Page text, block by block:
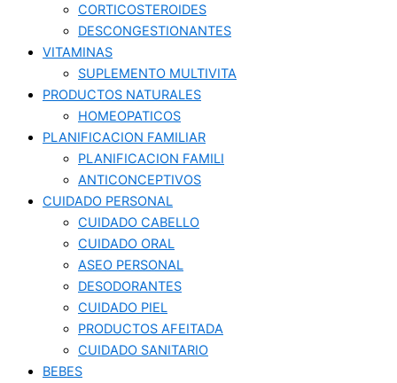
CORTICOSTEROIDES
DESCONGESTIONANTES
VITAMINAS
SUPLEMENTO MULTIVITA
PRODUCTOS NATURALES
HOMEOPATICOS
PLANIFICACION FAMILIAR
PLANIFICACION FAMILI
ANTICONCEPTIVOS
CUIDADO PERSONAL
CUIDADO CABELLO
CUIDADO ORAL
ASEO PERSONAL
DESODORANTES
CUIDADO PIEL
PRODUCTOS AFEITADA
CUIDADO SANITARIO
BEBES